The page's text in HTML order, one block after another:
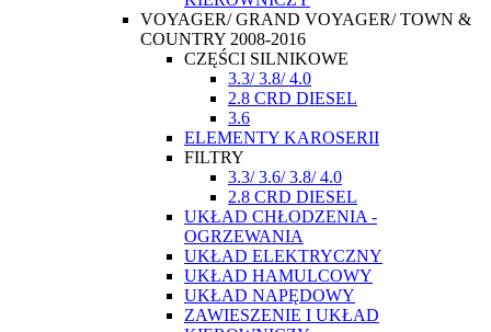
VOYAGER/ GRAND VOYAGER/ TOWN &
COUNTRY 2008-2016
CZĘŚCI SILNIKOWE
3.3/ 3.8/ 4.0
2.8 CRD DIESEL
3.6
ELEMENTY KAROSERII
FILTRY
3.3/ 3.6/ 3.8/ 4.0
2.8 CRD DIESEL
UKŁAD CHŁODZENIA -
OGRZEWANIA
UKŁAD ELEKTRYCZNY
UKŁAD HAMULCOWY
UKŁAD NAPĘDOWY
ZAWIESZENIE I UKŁAD